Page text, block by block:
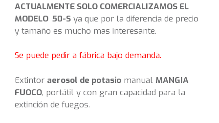
ACTUALMENTE SOLO COMERCIALIZAMOS EL
MODELO 50-S ya que por la diferencia de precio
y tamaño es mucho mas interesante.
Se puede pedir a fábrica bajo demanda.
Extintor aerosol de potasio manual MANGIA
FUOCO, portátil y con gran capacidad para la
extinción de fuegos.